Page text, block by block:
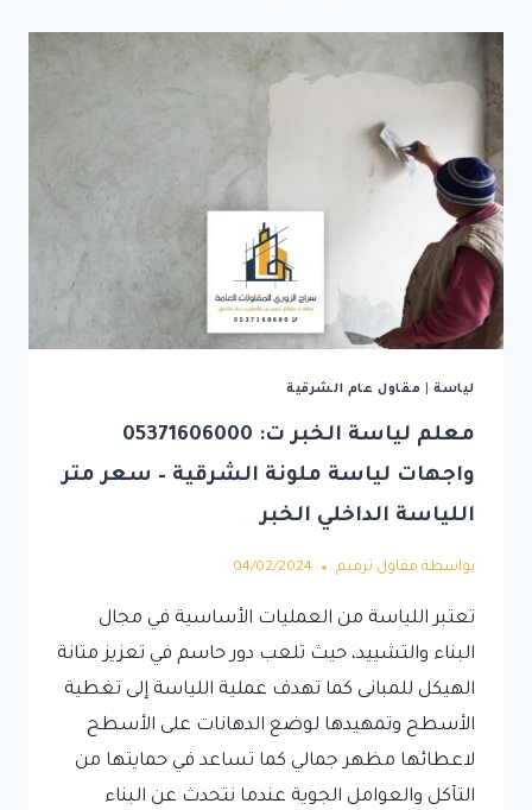
لياسة| مقاول عام الشرقية
معلم لياسة الخبر ت: 05371606000
واجهات لياسة ملونة الشرقية – سعر متر
اللياسة الداخلي الخبر
بواسطة مقاول ترميم 04/02/2024
تعتبر اللياسة من العمليات الأساسية في مجال
البناء والتشييد، حيث تلعب دور حاسم في تعزيز متانة
الهيكل للمبانى كما تهدف عملية اللياسة إلى تغطية
الأسطح وتمهيدها لوضع الدهانات على الأسطح
لاعطائها مظهر جمالي كما تساعد في حمايتها من
التآكل والعوامل الجوية عندما نتحدث عن البناء